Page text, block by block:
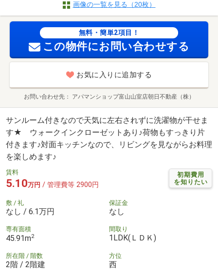
画像の一覧を見る（20枚）
無料・簡単2項目！
この物件にお問い合わせする
お気に入りに追加する
お問い合わせ先 アパマンショップ富山山室店朝日不動産（株）
サンルーム付きなので天気に左右されずに洗濯物が干せま
す★ ウォークインクローゼットあり♪荷物もすっきり片
付きます♪対面キッチンなので、リビングを見ながらお料理
を楽しめます♪
初期費用
を知りたい
賃料
5.10万円 / 管理費等 2900円
敷 / 礼
なし / 6.1万円
保証金
なし
専有面積
45.91m2
間取り
1LDK(ＬＤＫ)
所在階 / 階数
2階 / 2階建
方位
西